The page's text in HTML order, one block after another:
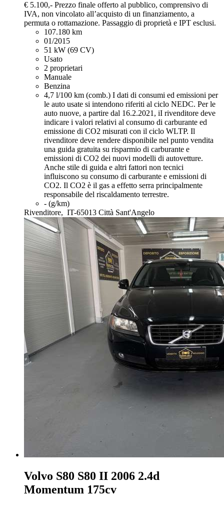
€ 5.100,- Prezzo finale offerto al pubblico, comprensivo di
IVA, non vincolato all’acquisto di un finanziamento, a
permuta o rottamazione. Passaggio di proprietà e IPT esclusi.
107.180 km
01/2015
51 kW (69 CV)
Usato
2 proprietari
Manuale
Benzina
4,7 l/100 km (comb.) I dati di consumi ed emissioni per
le auto usate si intendono riferiti al ciclo NEDC. Per le
auto nuove, a partire dal 16.2.2021, iI rivenditore deve
indicare i valori relativi al consumo di carburante ed
emissione di CO2 misurati con il ciclo WLTP. Il
rivenditore deve rendere disponibile nel punto vendita
una guida gratuita su risparmio di carburante e
emissioni di CO2 dei nuovi modelli di autovetture.
Anche stile di guida e altri fattori non tecnici
influiscono su consumo di carburante e emissioni di
CO2. Il CO2 è il gas a effetto serra principalmente
responsabile del riscaldamento terrestre.
- (g/km)
Rivenditore, IT-65013 Città Sant'Angelo
Volvo S80 S80 II 2006 2.4d
Momentum 175cv